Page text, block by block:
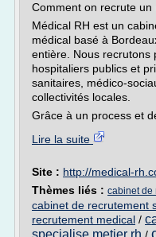
Comment on recrute un
Médical RH est un
médical basé à
entière. Nous recrutons
hospitaliers publics et
sanitaires, médico-
collectivités locales.
Grâce à un process et
Lire la suite
Site : http://medical-
Thèmes liés : cabinet de
cabinet de recrutement
recrutement medical /
specialise metier rh